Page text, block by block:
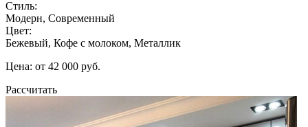
Стиль:
Модерн, Современный
Цвет:
Бежевый, Кофе с молоком, Металлик
Цена: от 42 000 руб.
Рассчитать